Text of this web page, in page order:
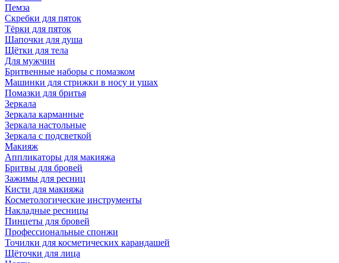
Пемза
Скребки для пяток
Тёрки для пяток
Шапочки для душа
Щётки для тела
Для мужчин
Бритвенные наборы с помазком
Машинки для стрижки в носу и ушах
Помазки для бритья
Зеркала
Зеркала карманные
Зеркала настольные
Зеркала с подсветкой
Макияж
Аппликаторы для макияжа
Бритвы для бровей
Зажимы для ресниц
Кисти для макияжа
Косметологические инструменты
Накладные ресницы
Пинцеты для бровей
Профессиональные спонжи
Точилки для косметических карандашей
Щёточки для лица